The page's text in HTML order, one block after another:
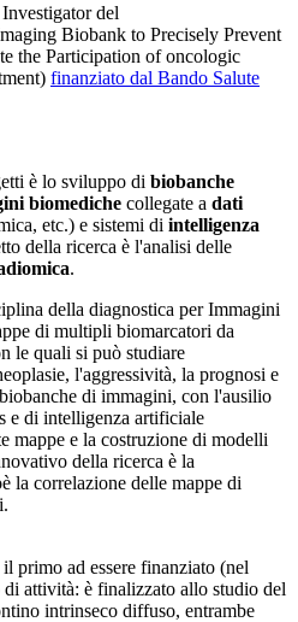
del
Biobank to Precisely Prevent
the Participation of oncologic
finanziato dal Bando Salute
è lo sviluppo di biobanche
biomediche collegate a dati
etc.) e sistemi di intelligenza
della ricerca è l'analisi delle
.
della diagnostica per Immagini
di multipli biomarcatori da
le quali si può studiare
l'aggressività, la prognosi e
di immagini, con l'ausilio
e di intelligenza artificiale
mappe e la costruzione di modelli
della ricerca è la
la correlazione delle mappe di
il primo ad essere finanziato (nel
attività: è finalizzato allo studio del
intrinseco diffuso, entrambe